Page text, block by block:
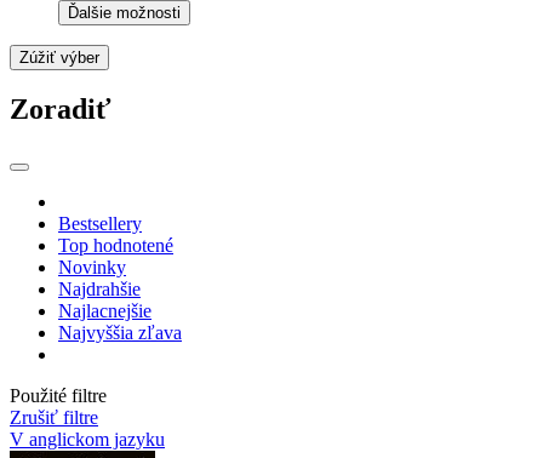
Ďalšie možnosti
Zúžiť výber
Zoradiť
Bestsellery
Top hodnotené
Novinky
Najdrahšie
Najlacnejšie
Najvyššia zľava
Použité filtre
Zrušiť filtre
V anglickom jazyku